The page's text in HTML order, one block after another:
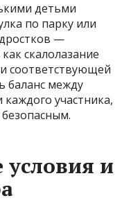
детьми
по парку или
—
скалолазание
соответствующей
баланс между
участника,
и